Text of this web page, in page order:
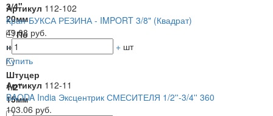
3/4"
20мм
По
номенклатуре.
Штуцер
1/2"
15мм
Артикул 112-102
Кран-БУКСА РЕЗИНА - IMPORT 3/8" (Квадрат)
49.08 руб.
-
+ шт
Купить
Артикул 112-11
BAODA India Эксцентрик СМЕСИТЕЛЯ 1/2''-3/4'' 360
103.06 руб.